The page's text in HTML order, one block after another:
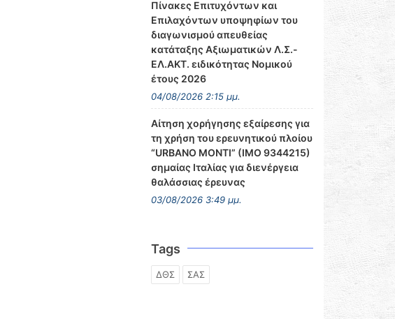
Πίνακες Επιτυχόντων και
Επιλαχόντων υποψηφίων του
διαγωνισμού απευθείας
κατάταξης Αξιωματικών Λ.Σ.-
ΕΛ.ΑΚΤ. ειδικότητας Νομικού
έτους 2026
04/08/2026 2:15 μμ.
Αίτηση χορήγησης εξαίρεσης για
τη χρήση του ερευνητικού πλοίου
“URBANO MONTI” (IMO 9344215)
σημαίας Ιταλίας για διενέργεια
θαλάσσιας έρευνας
03/08/2026 3:49 μμ.
Tags
ΔΘΣ ΣΑΣ